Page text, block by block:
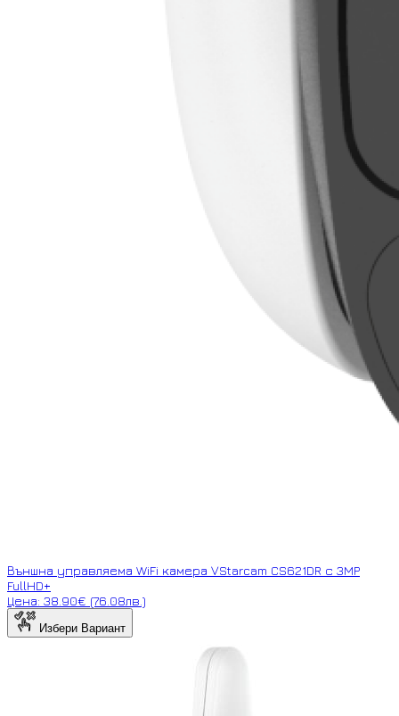
Външна управляема WiFi камера VStarcam CS621DR с 3MP
FullHD+
Цена: 38.90€ (76.08лв.)
Избери Вариант